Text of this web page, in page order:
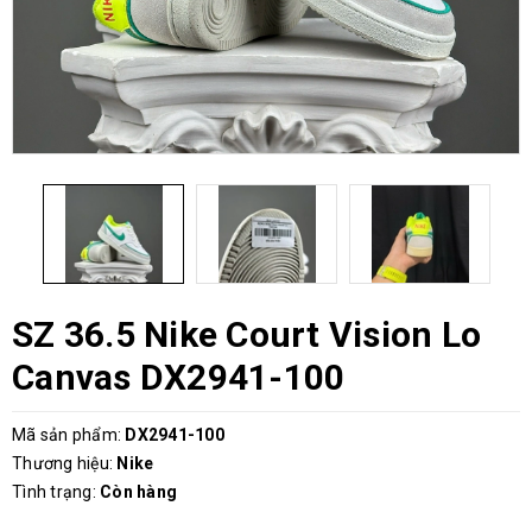
SZ 36.5 Nike Court Vision Lo
Canvas DX2941-100
Mã sản phẩm: DX2941-100
Thương hiệu: Nike
Tình trạng: Còn hàng